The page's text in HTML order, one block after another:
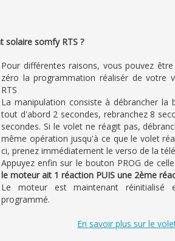
somfy RTS ?
Pour différentes raisons, vous pouvez
zéro la programmation réalisér de votre
RTS
La manipulation consiste à débrancher la
tout d'abord 2 secondes, rebranchez 8
secondes. Si le volet ne réagit pas,
même opération jusqu'à ce que le volet
ci, prenez immédiatement le verso de la
Appuyez enfin sur le bouton PROG de
le moteur ait 1 réaction PUIS une 2ème
Le moteur est maintenant
programmé.
En savoir plus sur le